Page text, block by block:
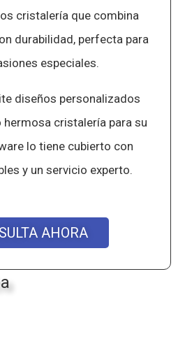
cristalería que combina
durabilidad, perfecta para
especiales.
diseños personalizados
hermosa cristalería para su
lo tiene cubierto con
y un servicio experto.
AHORA